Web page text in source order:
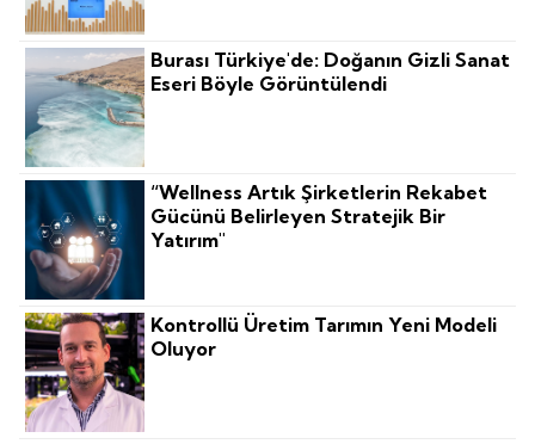
Burası Türkiye'de: Doğanın Gizli Sanat
Eseri Böyle Görüntülendi
“Wellness Artık Şirketlerin Rekabet
Gücünü Belirleyen Stratejik Bir
Yatırım"
Kontrollü Üretim Tarımın Yeni Modeli
Oluyor